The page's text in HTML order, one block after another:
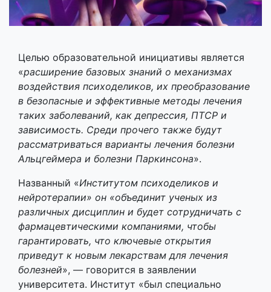
Целью образовательной инициативы является
«расширение базовых знаний о механизмах
воздействия психоделиков, их преобразование
в безопасные и эффективные методы лечения
таких заболеваний, как депрессия, ПТСР и
зависимость. Среди прочего также будут
рассматриваться варианты лечения болезни
Альцгеймера и болезни Паркинсона».
Названный «Институтом психоделиков и
нейротерапии» он «объединит ученых из
различных дисциплин и будет сотрудничать с
фармацевтическими компаниями, чтобы
гарантировать, что ключевые открытия
приведут к новым лекарствам для лечения
болезней», — говорится в заявлении
университета. Институт «был специально